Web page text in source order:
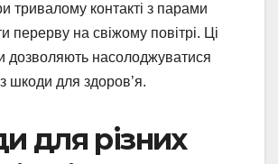
тривалому контакті з парами
перерву на свіжому повітрі. Ці
дозволяють насолоджуватися
шкоди для здоров’я.
для різних